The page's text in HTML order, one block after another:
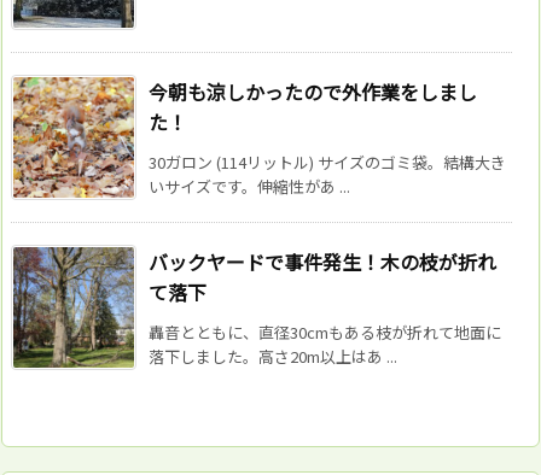
今朝も涼しかったので外作業をしまし
た！
30ガロン (114リットル) サイズのゴミ袋。結構大き
いサイズです。伸縮性があ ...
バックヤードで事件発生！木の枝が折れ
て落下
轟音とともに、直径30cmもある枝が折れて地面に
落下しました。高さ20m以上はあ ...